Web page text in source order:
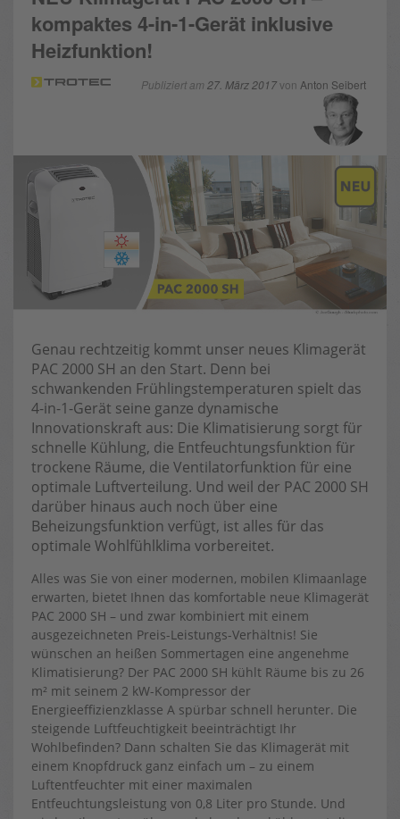
kompaktes 4-in-1-Gerät inklusive
Heizfunktion!
Publiziert am 27. März 2017von Anton Seibert
Genau rechtzeitig kommt unser neues Klimagerät
PAC 2000 SH an den Start. Denn bei
schwankenden Frühlingstemperaturen spielt das
4-in-1-Gerät seine ganze dynamische
Innovationskraft aus: Die Klimatisierung sorgt für
schnelle Kühlung, die Entfeuchtungsfunktion für
trockene Räume, die Ventilatorfunktion für eine
optimale Luftverteilung. Und weil der PAC 2000 SH
darüber hinaus auch noch über eine
Beheizungsfunktion verfügt, ist alles für das
optimale Wohlfühlklima vorbereitet.
Alles was Sie von einer modernen, mobilen Klimaanlage
erwarten, bietet Ihnen das komfortable neue Klimagerät
PAC 2000 SH – und zwar kombiniert mit einem
ausgezeichneten Preis-Leistungs-Verhältnis! Sie
wünschen an heißen Sommertagen eine angenehme
Klimatisierung? Der PAC 2000 SH kühlt Räume bis zu 26
m² mit seinem 2 kW-Kompressor der
Energieeffizienzklasse A spürbar schnell herunter. Die
steigende Luftfeuchtigkeit beeinträchtigt Ihr
Wohlbefinden? Dann schalten Sie das Klimagerät mit
einem Knopfdruck ganz einfach um – zu einem
Luftentfeuchter mit einer maximalen
Entfeuchtungsleistung von 0,8 Liter pro Stunde. Und